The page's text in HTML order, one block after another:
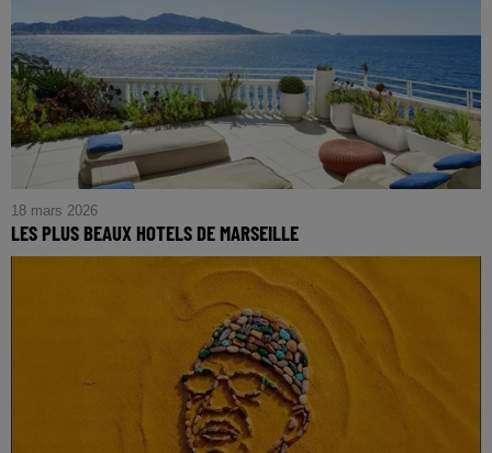
18 mars 2026
LES PLUS BEAUX HOTELS DE MARSEILLE